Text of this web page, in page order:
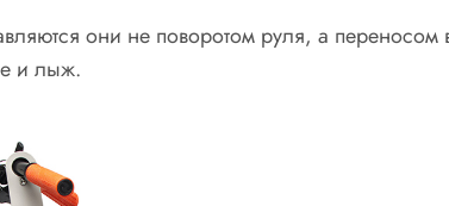
они не поворотом руля, а
и лыж.